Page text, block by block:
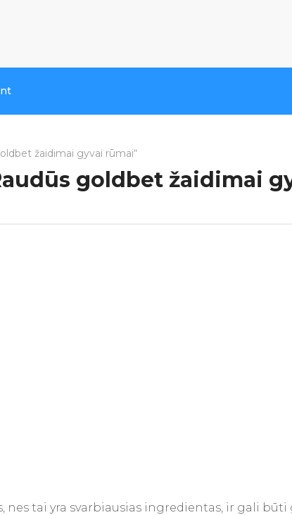
žaidimai gyvai rūmai“
goldbet žaidimai
nes tai yra svarbiausias ingredientas, ir gali